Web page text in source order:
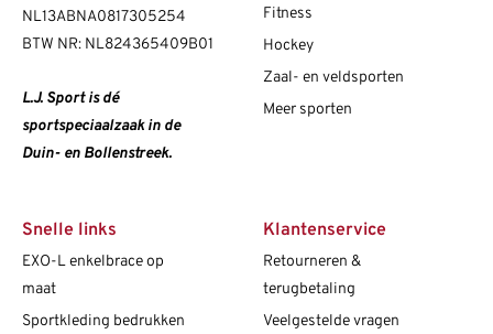
NL13ABNA0817305254
BTW NR: NL824365409B01
L.J. Sport is dé
sportspeciaalzaak in de
Duin- en Bollenstreek.
Fitness
Hockey
Zaal- en veldsporten
Meer sporten
Snelle links
EXO-L enkelbrace op
maat
Sportkleding bedrukken
Klantenservice
Retourneren &
terugbetaling
Veelgestelde vragen